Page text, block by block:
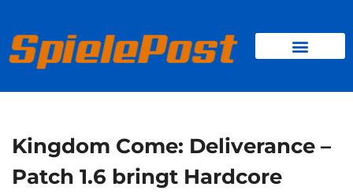
springen
Kingdom Come: Deliverance –
Patch 1.6 bringt Hardcore